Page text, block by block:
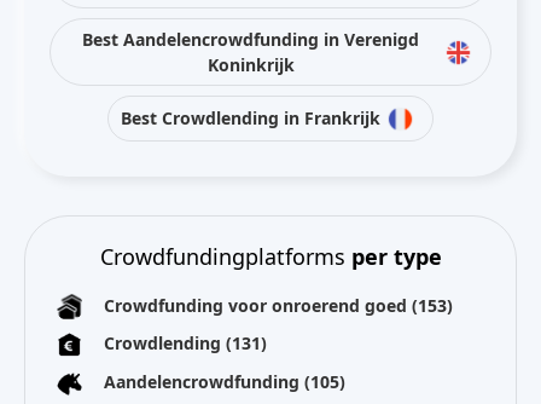
Best Aandelencrowdfunding in Verenigd
Koninkrijk
Best Crowdlending in Frankrijk
Crowdfundingplatforms per type
Crowdfunding voor onroerend goed (153)
Crowdlending (131)
Aandelencrowdfunding (105)